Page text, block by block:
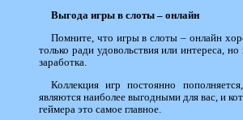
Выгода игры в слоты – онлайн
Помните, что игры в слоты – онлайн
только ради удовольствия или интереса,
заработка.
Коллекция игр постоянно
являются наиболее выгодными для вас, и
геймера это самое главное.